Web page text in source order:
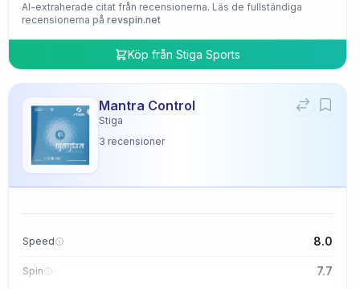
AI-extraherade citat från recensionerna. Läs de fullständiga
recensionerna på revspin.net
Köp från Stiga Sports
Mantra Control
Stiga
3 recensioner
Speed 8.0
Spin 7.7